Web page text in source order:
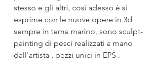
stesso e gli altri, così adesso è si
esprime con le nuove opere in 3d
sempre in tema marino, sono sculpt-
painting di pesci realizzati a mano
dall'artista , pezzi unici in EPS .